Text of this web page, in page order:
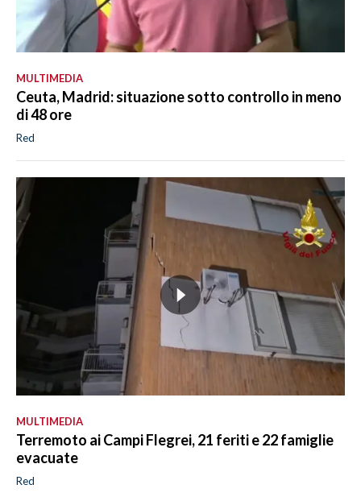
MULTIMEDIA
Ceuta, Madrid: situazione sotto controllo in meno
di 48 ore
Red
MULTIMEDIA
Terremoto ai Campi Flegrei, 21 feriti e 22 famiglie
evacuate
Red